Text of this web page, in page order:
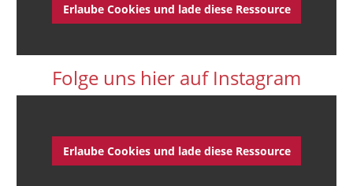
Erlaube Cookies und lade diese Ressource
Folge uns hier auf Instagram
Erlaube Cookies und lade diese Ressource